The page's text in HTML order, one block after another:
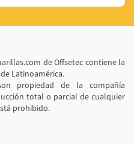
de Offsetec contiene la
Latinoamérica.
propiedad de la compañía
total o parcial de cualquier
prohibido.